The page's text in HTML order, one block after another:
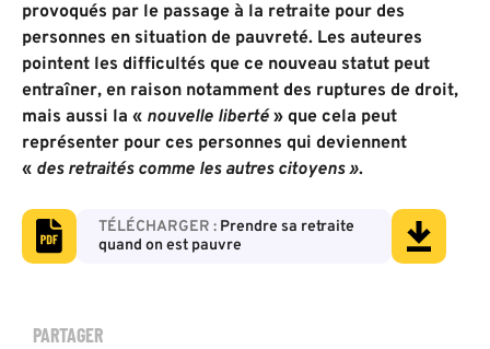
provoqués par le passage à la retraite pour des
personnes en situation de pauvreté. Les auteures
pointent les difficultés que ce nouveau statut peut
entraîner, en raison notamment des ruptures de droit,
mais aussi la « nouvelle liberté » que cela peut
représenter pour ces personnes qui deviennent
« des retraités comme les autres citoyens ».
Prendre sa retraite
quand on est pauvre
PARTAGER